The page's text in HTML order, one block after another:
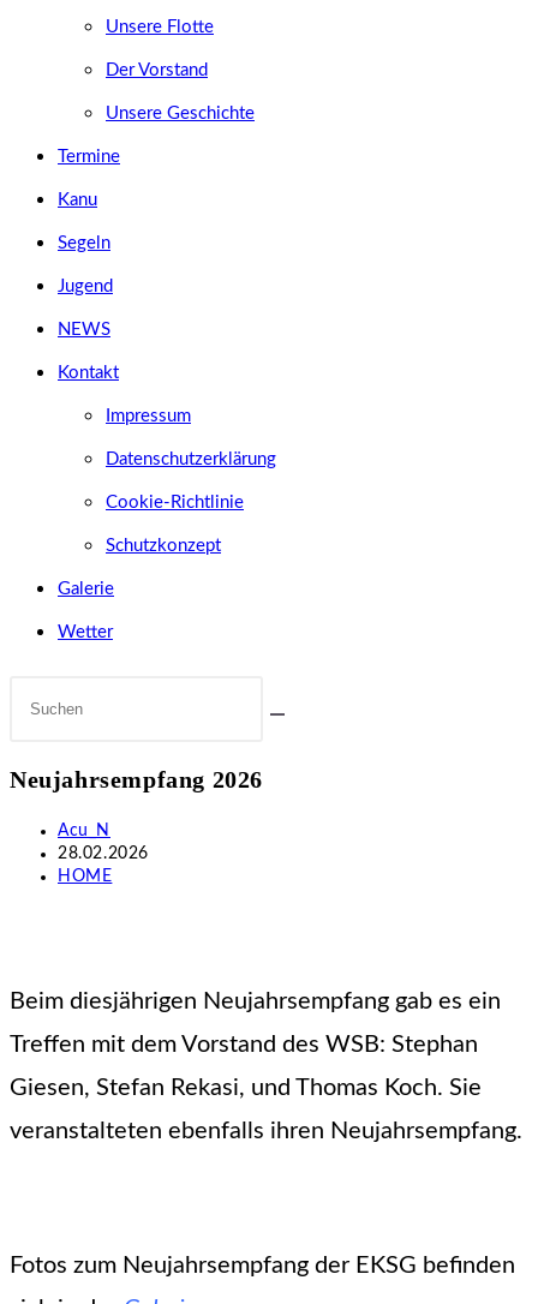
Unsere Flotte
Der Vorstand
Unsere Geschichte
Termine
Kanu
Segeln
Jugend
NEWS
Kontakt
Impressum
Datenschutzerklärung
Cookie-Richtlinie
Schutzkonzept
Galerie
Wetter
Diese
durchsuchen
Neujahrsempfang 2026
Beitrags-
Autor:
Acu_N
Beitrag
veröffentlicht:
28.02.2026
Beitrags-
HOME
Beim diesjährigen Neujahrsempfang gab es ein
Treffen mit dem Vorstand des WSB: Stephan
Giesen, Stefan Rekasi, und Thomas Koch. Sie
veranstalteten ebenfalls ihren Neujahrsempfang.
Fotos zum Neujahrsempfang der EKSG befinden